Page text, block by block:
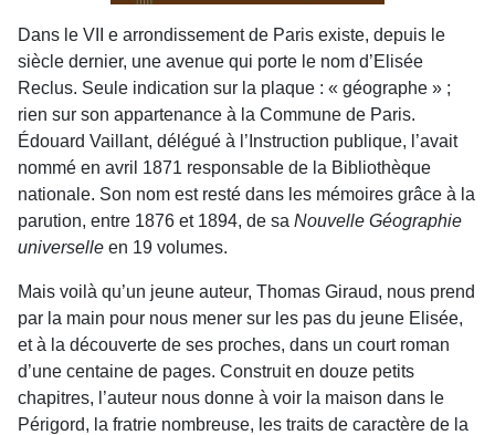
Dans le VII e arrondissement de Paris existe, depuis le
siècle dernier, une avenue qui porte le nom d’Elisée
Reclus. Seule indication sur la plaque : « géographe » ;
rien sur son appartenance à la Commune de Paris.
Édouard Vaillant, délégué à l’Instruction publique, l’avait
nommé en avril 1871 responsable de la Bibliothèque
nationale. Son nom est resté dans les mémoires grâce à la
parution, entre 1876 et 1894, de sa Nouvelle Géographie
universelle en 19 volumes.
Mais voilà qu’un jeune auteur, Thomas Giraud, nous prend
par la main pour nous mener sur les pas du jeune Elisée,
et à la découverte de ses proches, dans un court roman
d’une centaine de pages. Construit en douze petits
chapitres, l’auteur nous donne à voir la maison dans le
Périgord, la fratrie nombreuse, les traits de caractère de la